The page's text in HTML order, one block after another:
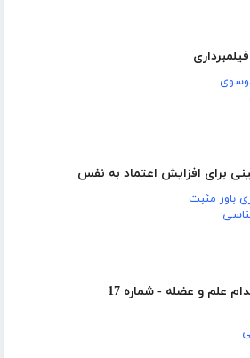
باور مثبت
علم و عضله - شماره 17